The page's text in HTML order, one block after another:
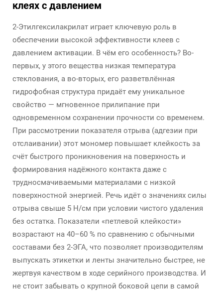
клеях с давлением
2-Этилгексилакрилат играет ключевую роль в
обеспечении высокой эффективности клеев с
давлением активации. В чём его особенность? Во-
первых, у этого вещества низкая температура
стеклования, а во-вторых, его разветвлённая
гидрофобная структура придаёт ему уникальное
свойство — мгновенное прилипание при
одновременном сохранении прочности со временем.
При рассмотрении показателя отрыва (адгезии при
отслаивании) этот мономер повышает клейкость за
счёт быстрого проникновения на поверхность и
формирования надёжного контакта даже с
трудносмачиваемыми материалами с низкой
поверхностной энергией. Речь идёт о значениях силы
отрыва свыше 5 Н/см при условии чистого удаления
без остатка. Показатели «петлевой клейкости»
возрастают на 40–60 % по сравнению с обычными
составами без 2-ЭГА, что позволяет производителям
выпускать этикетки и ленты значительно быстрее, не
жертвуя качеством в ходе серийного производства. И
не стоит забывать о крупной боковой цепи в самой